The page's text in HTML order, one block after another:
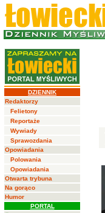
DZIENNIK
Redaktorzy
Felietony
Reportaże
Wywiady
Sprawozdania
Opowiadania
Polowania
Opowiadania
Otwarta trybuna
Na gorąco
Humor
PORTAL